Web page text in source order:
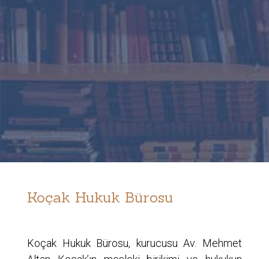
Koçak Hukuk Bürosu
Koçak Hukuk Bürosu, kurucusu Av. Mehmet